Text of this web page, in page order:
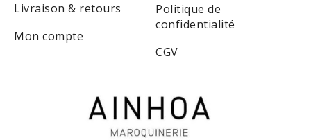
Livraison & retours
Mon compte
Politique de
confidentialité
CGV